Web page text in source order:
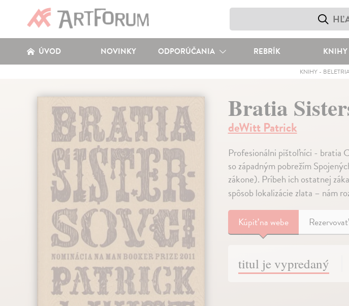
ÚVOD NOVINKY ODPORÚČANIA REBRÍK KNIHY
KNIHY -
Bratia
deWitt Patrick
Profesionálni pištoľníci - bratia
so západným pobrežím
zákone). Príbeh ich ostatnej
spôsob lokalizácie zlata – nám
Kúpiťna webe
titul je vypredaný